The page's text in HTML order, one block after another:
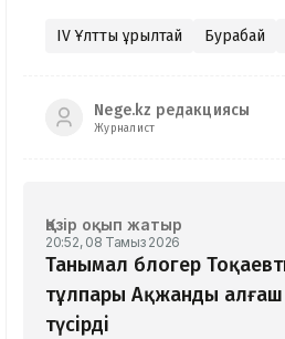
IV Ұлттық құрылтай Бурабай
Nege.kz редакциясы
Журналист
Қазір оқып жатыр
20:52, 08 Тамыз 2026
Танымал блогер
тұлпары Ақжанды
түсірді